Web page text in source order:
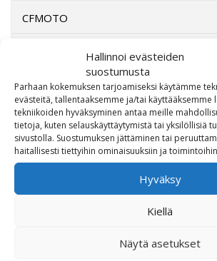
Hallinnoi evästeiden
suostumusta
Parhaan kokemuksen tarjoamiseksi käytämme
evästeitä, tallentaaksemme ja/tai käyttääksemme
tekniikoiden hyväksyminen antaa meille
tietoja, kuten selauskäyttäytymistä tai yksilöllisiä
sivustolla. Suostumuksen jättäminen tai
haitallisesti tiettyihin ominaisuuksiin ja
Hyväksy
Kiellä
Näytä asetukset
CFMOTO
Harley-Davidson
Indian Motorcycle
Lahjakortti